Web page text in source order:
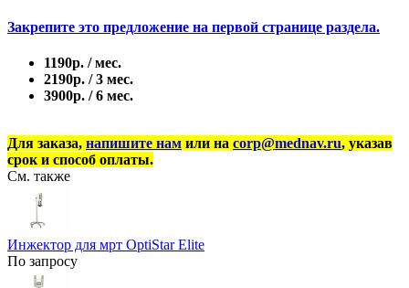
Закрепите это предложение на первой странице раздела.
1190р. / мес.
2190р. / 3 мес.
3900р. / 6 мес.
Для заказа, напишите нам или на corp@mednav.ru, указав
срок и способ оплаты.
См. также
Инжектор для мрт OptiStar Elite
По запросу